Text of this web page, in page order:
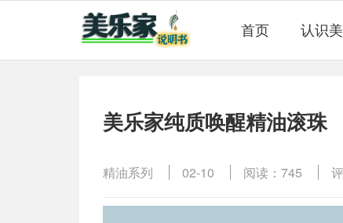
首页 认识
美乐家纯质唤醒精油滚珠
精油系列 02-10 阅读：745